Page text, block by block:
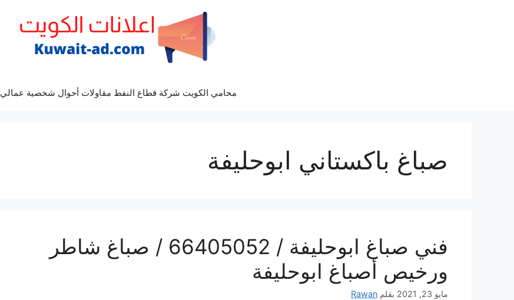
محامي الكويت شركة قطاع النفط مقاولات أحوال شخصية عمالي
صباغ باكستاني ابوحليفة
فني صباغ ابوحليفة / 66405052 / صباغ شاطر
ورخيص أصباغ ابوحليفة
مايو 23, 2021 بقلم Rawan